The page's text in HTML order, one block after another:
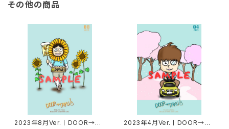
その他の商品
2023年8月Ver.丨DOOR→TA
2023年4月Ver.丨DOOR→TA